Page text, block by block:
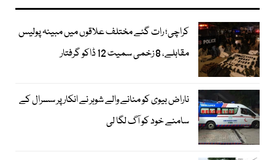
کراچی؛ رات گئے مختلف علاقوں میں مبینہ پولیس
مقابلے، 8 زخمی سمیت 12 ڈاکو گرفتار
ناراض بیوی کو منانے والے شوہر نے انکار پر سسرال کے
سامنے خود کو آگ لگا لی